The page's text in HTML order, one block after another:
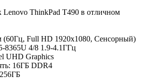
Lenovo ThinkPad T490 в отличном
(60Гц, Full HD 1920x1080, Сенсорный)
8365U 4/8 1.9-4.1ГГц
UHD Graphics
16ГБ DDR4